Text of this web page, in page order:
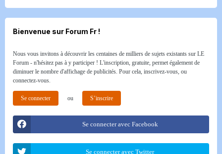
Bienvenue sur Forum Fr !
Nous vous invitons à découvrir les centaines de milliers de sujets existants sur LE
Forum - n'hésitez pas à y participer ! L'inscription, gratuite, permet également de
diminuer le nombre d'affichage de publicités. Pour cela, inscrivez-vous, ou
connectez-vous.
Se connecter ou S’inscrire
Se connecter avec Facebook
Se connecter avec Twitter